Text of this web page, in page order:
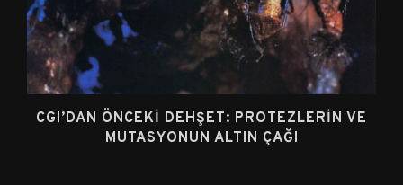
CGI’DAN ÖNCEKI DEHŞET: PROTEZLERIN VE
MUTASYONUN ALTIN ÇAĞI